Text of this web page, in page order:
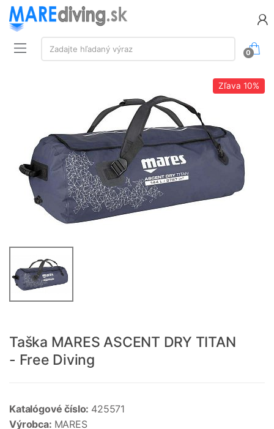
Vyhľadávanie:
Zadajte hľadaný výraz
0
Zľava 10%
Taška MARES ASCENT DRY TITAN
- Free Diving
Katalógové číslo: 425571
Výrobca: MARES